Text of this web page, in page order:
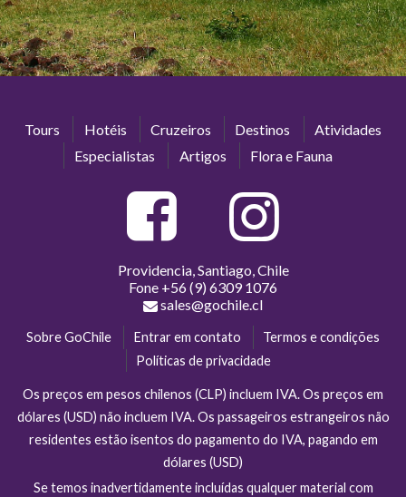
Tours Hotéis Cruzeiros Destinos
Atividades
Especialistas
Artigos Flora e Fauna
Providencia, Santiago, Chile
Fone +56 (9) 6309 1076
sales@gochile.cl
Sobre GoChile Entrar em contato
Termos e condições
Políticas de privacidade
Os preços em pesos chilenos (CLP) incluem IVA. Os preços em
dólares (USD) não incluem IVA. Os passageiros estrangeiros não
residentes estão isentos do pagamento do IVA, pagando em
dólares (USD)
Se temos inadvertidamente incluídas qualquer material com